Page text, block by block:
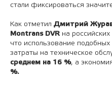
стали фиксироваться
Как отметил Дмитрий
Montrans DVR на
что использование
затраты на техническое
среднем на 16 %, а
%.